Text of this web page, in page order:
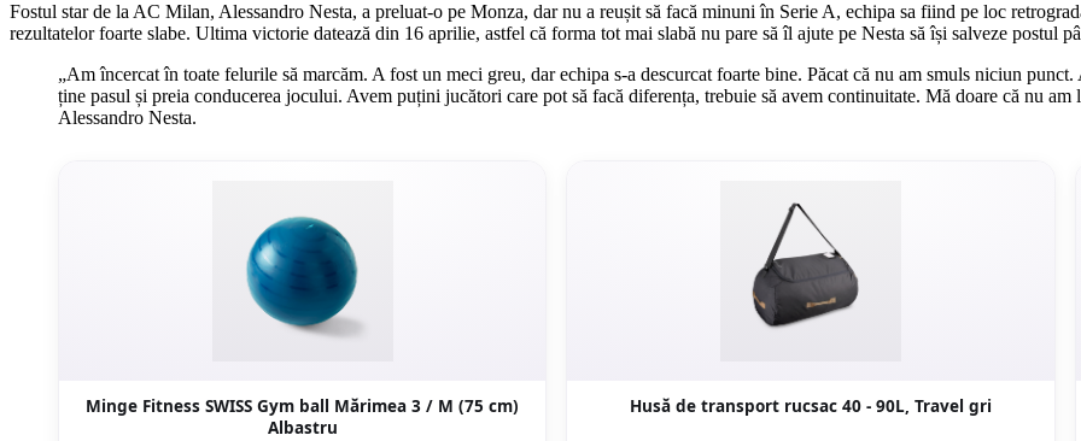
Fostul star de la AC Milan, Alessandro Nesta, a preluat-o pe Monza, dar nu a reușit să facă minuni în Serie A, echipa sa fiind pe loc
rezultatelor foarte slabe. Ultima victorie datează din 16 aprilie, astfel că forma tot mai slabă nu pare să îl ajute pe Nesta să își salveze postul
„Am încercat în toate felurile să marcăm. A fost un meci greu, dar echipa s-a descurcat foarte bine. Păcat că nu am smuls niciun
ține pasul și preia conducerea jocului. Avem puțini jucători care pot să facă diferența, trebuie să avem continuitate. Mă doare că nu am
Alessandro Nesta.
Minge Fitness SWISS Gym ball Mărimea 3 / M (75 cm)
Albastru
Husă de transport rucsac 40 - 90L, Travel gri